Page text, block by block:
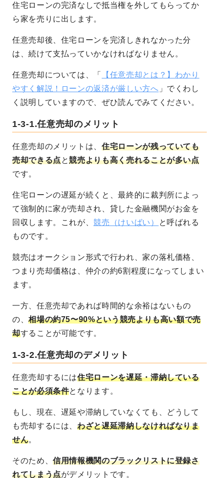
住宅ローンの完済なしで抵当権を外してもらってか
ら家を売りに出します。
任意売却後、住宅ローンを完済しきれなかった分
は、続けて支払っていかなければなりません。
任意売却については、「
【任意売却とは？】わかり
やすく解説！ローンの返済が厳しい方へ 」でくわし
く説明していますので、ぜひ読んでみてください。
1-3-1.任意売却のメリット
任意売却のメリットは、住宅ローンが残っていても
売却できる点と競売よりも高く売れることが多い点
です。
住宅ローンの遅延が続くと、最終的に裁判所によっ
て強制的に家が売却され、貸した金融機関がお金を
回収します。これが、競売（けいばい）
と呼ばれる
ものです。
競売はオークション形式で行われ、家の落札価格、
つまり売却価格は、仲介の約6割程度になってしまい
ます。
一方、任意売却であれば時間的な余裕はないもの
の、相場の約75〜90%という競売よりも高い額で売
却することが可能です。
1-3-2.任意売却のデメリット
任意売却するには住宅ローンを遅延・滞納している
ことが必須条件となります。
もし、現在、遅延や滞納していなくても、どうして
も売却するには、わざと遅延滞納しなければなりま
せん。
そのため、信用情報機関のブラックリストに登録さ
れてしまう点がデメリットです。